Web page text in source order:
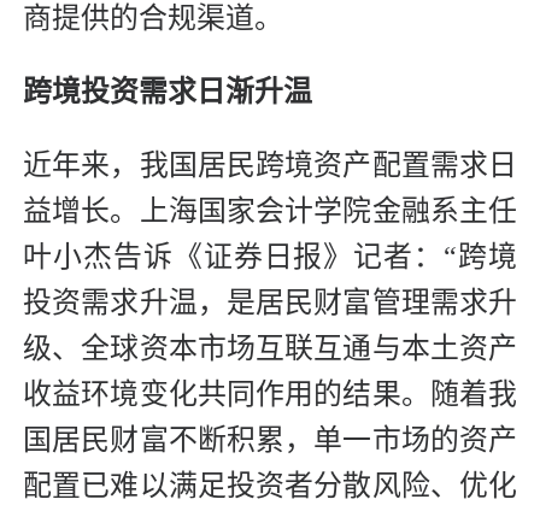
商提供的合规渠道。
跨境投资需求日渐升温
近年来，我国居民跨境资产配置需求日
益增长。上海国家会计学院金融系主任
叶小杰告诉《证券日报》记者：“跨境
投资需求升温，是居民财富管理需求升
级、全球资本市场互联互通与本土资产
收益环境变化共同作用的结果。随着我
国居民财富不断积累，单一市场的资产
配置已难以满足投资者分散风险、优化